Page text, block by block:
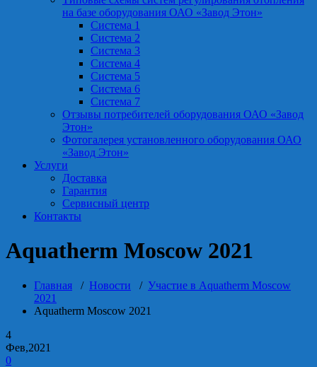
на базе оборудования ОАО «Завод Этон»
Система 1
Система 2
Система 3
Система 4
Система 5
Система 6
Система 7
Отзывы потребителей оборудования ОАО «Завод
Этон»
Фотогалерея установленного оборудования ОАО
«Завод Этон»
Услуги
Доставка
Гарантия
Сервисный центр
Контакты
Aquatherm Moscow 2021
Главная / Новости / Участие в Aquatherm Moscow
2021
Aquatherm Moscow 2021
4
Фев,2021
0